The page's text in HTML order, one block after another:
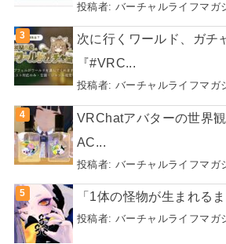
投稿者: バーチャルライフマガ
次に行くワールド、ガチ
『#VRC...
投稿者: バーチャルライフマガ
VRChatアバターの世界観
AC...
投稿者: バーチャルライフマガ
「1体の怪物が生まれる
投稿者: バーチャルライフマガ